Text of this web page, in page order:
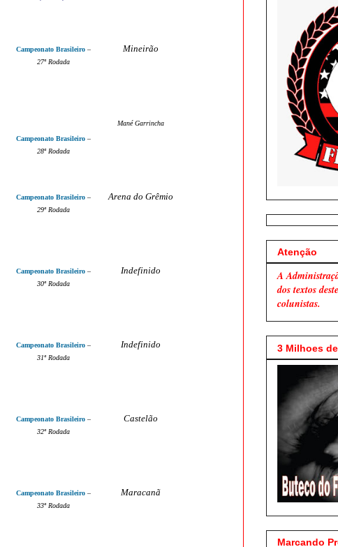
Campeonato Brasileiro –
27ª Rodada
Mineirão
Campeonato Brasileiro –
28ª Rodada
Mané Garrincha
Campeonato Brasileiro –
29ª Rodada
Arena do Grêmio
Campeonato Brasileiro –
30ª Rodada
Indefinido
Campeonato Brasileiro –
31ª Rodada
Indefinido
Campeonato Brasileiro –
32ª Rodada
Castelão
Campeonato Brasileiro –
33ª Rodada
Maracanã
Atenção
A
dos textos
colunistas.
3 Milhoes
Marcando